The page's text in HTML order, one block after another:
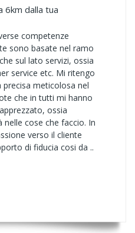
6km dalla tua
competenze
sono basate nel ramo
sul lato servizi, ossia
service etc. Mi ritengo
meticolosa nel
che in tutti mi hanno
ossia
cose che faccio. In
verso il cliente
di fiducia cosi da ..